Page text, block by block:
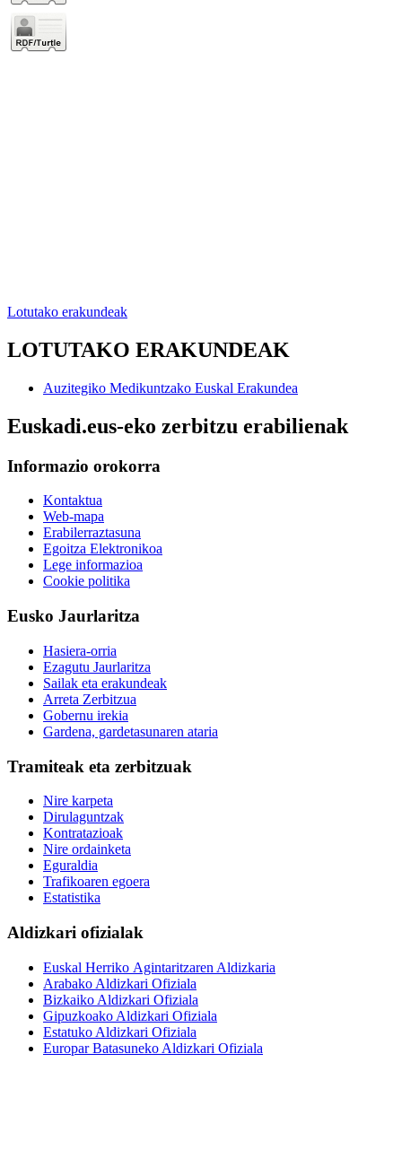
Lotutako erakundeak
LOTUTAKO ERAKUNDEAK
Auzitegiko Medikuntzako Euskal Erakundea
Euskadi.eus-eko zerbitzu erabilienak
Informazio orokorra
Kontaktua
Web-mapa
Erabilerraztasuna
Egoitza Elektronikoa
Lege informazioa
Cookie politika
Eusko Jaurlaritza
Hasiera-orria
Ezagutu Jaurlaritza
Sailak eta erakundeak
Arreta Zerbitzua
Gobernu irekia
Gardena, gardetasunaren ataria
Tramiteak eta zerbitzuak
Nire karpeta
Dirulaguntzak
Kontratazioak
Nire ordainketa
Eguraldia
Trafikoaren egoera
Estatistika
Aldizkari ofizialak
Euskal Herriko Agintaritzaren Aldizkaria
Arabako Aldizkari Ofiziala
Bizkaiko Aldizkari Ofiziala
Gipuzkoako Aldizkari Ofiziala
Estatuko Aldizkari Ofiziala
Europar Batasuneko Aldizkari Ofiziala